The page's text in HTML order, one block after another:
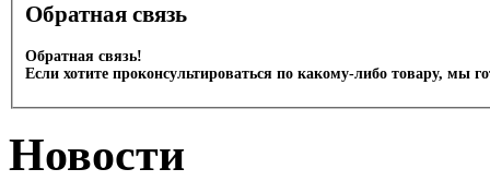
Обратная связь
Обратная связь!
Если хотите проконсультироваться по какому-либо товару, мы
Новости